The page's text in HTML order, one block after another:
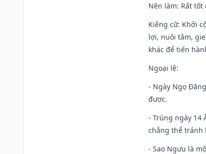
Nên làm: Rất tốt
Kiêng cữ: Khởi
lợi, nuôi tằm,
khác để tiến
Ngoại lệ:
- Ngày Ngọ
được.
- Trúng ngày 14
chẳng thể tránh
- Sao Ngưu là